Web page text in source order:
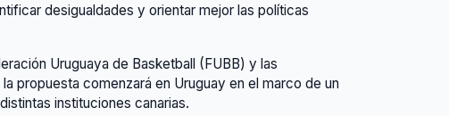
desigualdades y orientar mejor las políticas
Uruguaya de Basketball (FUBB) y las
propuesta comenzará en Uruguay en el marco de un
instituciones canarias.